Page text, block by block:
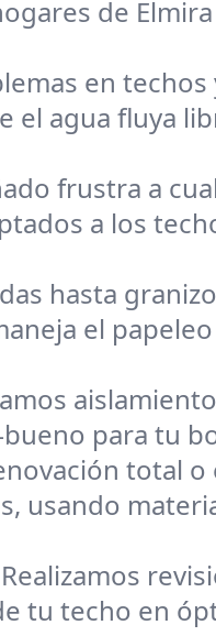
de
en
el agua fluya
frustra a
a los
hasta
el
para tu
total
usando
tu techo en